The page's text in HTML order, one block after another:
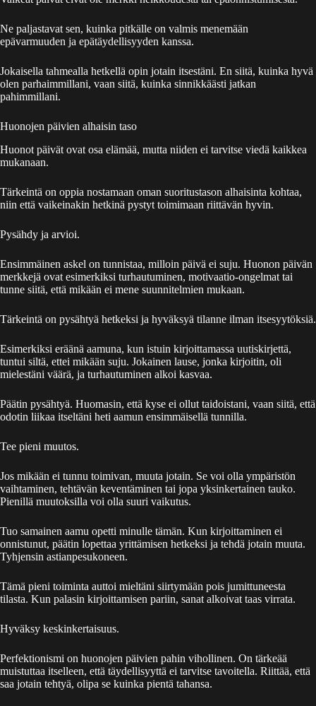
Ne paljastavat sen, kuinka pitkälle on valmis menemään
epävarmuuden ja epätäydellisyyden kanssa.
Jokaisella tahmealla hetkellä opin jotain itsestäni. En siitä, kuinka hyvä
olen parhaimmillani, vaan siitä, kuinka sinnikkäästi jatkan
pahimmillani.
Huonojen päivien alhaisin taso
Huonot päivät ovat osa elämää, mutta niiden ei tarvitse viedä kaikkea
mukanaan.
Tärkeintä on oppia nostamaan oman suoritustason alhaisinta kohtaa,
niin että vaikeinakin hetkinä pystyt toimimaan riittävän hyvin.
Pysähdy ja arvioi.
Ensimmäinen askel on tunnistaa, milloin päivä ei suju. Huonon päivän
merkkejä ovat esimerkiksi turhautuminen, motivaatio-ongelmat tai
tunne siitä, että mikään ei mene suunnitelmien mukaan.
Tärkeintä on pysähtyä hetkeksi ja hyväksyä tilanne ilman itsesyytöksiä.
Esimerkiksi eräänä aamuna, kun istuin kirjoittamassa uutiskirjettä,
tuntui siltä, ettei mikään suju. Jokainen lause, jonka kirjoitin, oli
mielestäni väärä, ja turhautuminen alkoi kasvaa.
Päätin pysähtyä. Huomasin, että kyse ei ollut taidoistani, vaan siitä, että
odotin liikaa itseltäni heti aamun ensimmäisellä tunnilla.
Tee pieni muutos.
Jos mikään ei tunnu toimivan, muuta jotain. Se voi olla ympäristön
vaihtaminen, tehtävän keventäminen tai jopa yksinkertainen tauko.
Pienillä muutoksilla voi olla suuri vaikutus.
Tuo samainen aamu opetti minulle tämän. Kun kirjoittaminen ei
onnistunut, päätin lopettaa yrittämisen hetkeksi ja tehdä jotain muuta.
Tyhjensin astianpesukoneen.
Tämä pieni toiminta auttoi mieltäni siirtymään pois jumittuneesta
tilasta. Kun palasin kirjoittamisen pariin, sanat alkoivat taas virrata.
Hyväksy keskinkertaisuus.
Perfektionismi on huonojen päivien pahin vihollinen. On tärkeää
muistuttaa itselleen, että täydellisyyttä ei tarvitse tavoitella. Riittää, että
saa jotain tehtyä, olipa se kuinka pientä tahansa.